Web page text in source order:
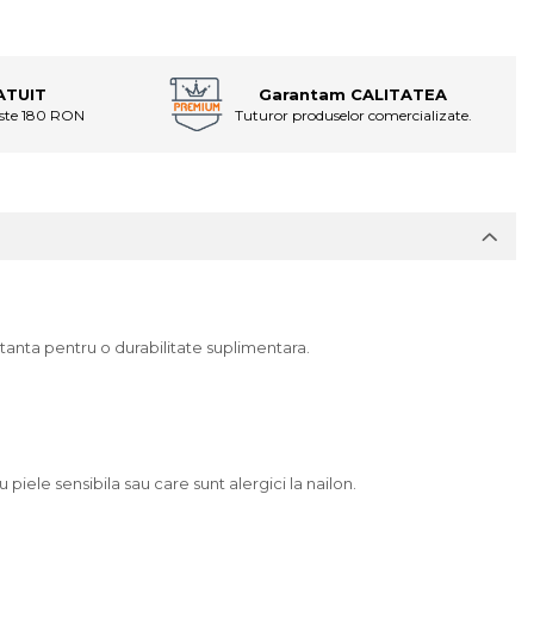
180 RON
Garantam CALITATEA
Tuturor produselor comercializate.
pentru o durabilitate suplimentara.
sensibila sau care sunt alergici la nailon.